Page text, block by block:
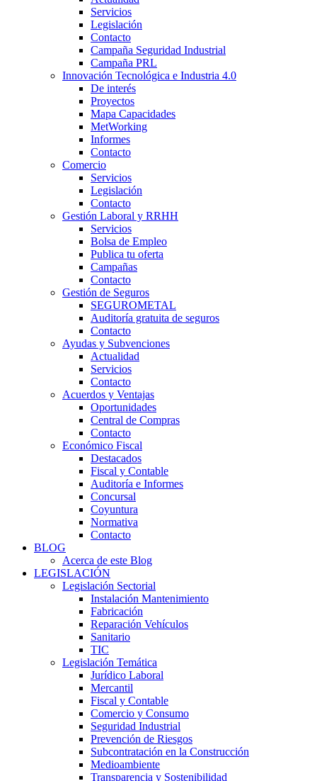
Servicios
Legislación
Contacto
Campaña Seguridad Industrial
Campaña PRL
Innovación Tecnológica e Industria 4.0
De interés
Proyectos
Mapa Capacidades
MetWorking
Informes
Contacto
Comercio
Servicios
Legislación
Contacto
Gestión Laboral y RRHH
Servicios
Bolsa de Empleo
Publica tu oferta
Campañas
Contacto
Gestión de Seguros
SEGUROMETAL
Auditoría gratuita de seguros
Contacto
Ayudas y Subvenciones
Actualidad
Servicios
Contacto
Acuerdos y Ventajas
Oportunidades
Central de Compras
Contacto
Económico Fiscal
Destacados
Fiscal y Contable
Auditoría e Informes
Concursal
Coyuntura
Normativa
Contacto
BLOG
Acerca de este Blog
LEGISLACIÓN
Legislación Sectorial
Instalación Mantenimiento
Fabricación
Reparación Vehículos
Sanitario
TIC
Legislación Temática
Jurídico Laboral
Mercantil
Fiscal y Contable
Comercio y Consumo
Seguridad Industrial
Prevención de Riesgos
Subcontratación en la Construcción
Medioambiente
Transparencia y Sostenibilidad